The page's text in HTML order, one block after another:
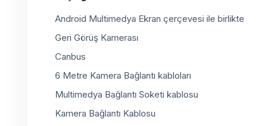
Android Multimedya Ekran çerçevesi ile birlikte
Geri Görüş Kamerası
Canbus
6 Metre Kamera Bağlantı kabloları
Multimedya Bağlantı Soketi kablosu
Kamera Bağlantı Kablosu